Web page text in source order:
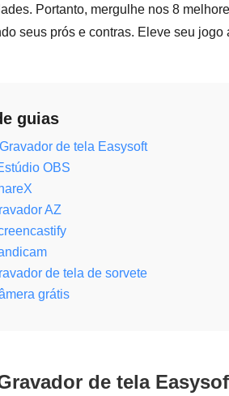
Portanto, mergulhe nos 8
seus prós e contras. Eleve seu
guias
de tela Easysoft
OBS
AZ
de tela de sorvete
grátis
de tela